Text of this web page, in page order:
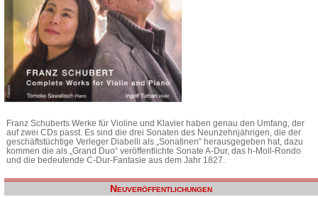
Franz Schuberts Werke für Violine und Klavier haben genau den Umfang, der
auf zwei CDs passt. Es sind die drei Sonaten des Neunzehnjährigen, die der
geschäftstüchtige Verleger Diabelli als „Sonatinen“ herausgegeben hat, dazu
kommen die als „Grand Duo“ veröffentlichte Sonate A-Dur, das h-Moll-Rondo
und die bedeutende C-Dur-Fantasie aus dem Jahr 1827.
Neuveröffentlichungen